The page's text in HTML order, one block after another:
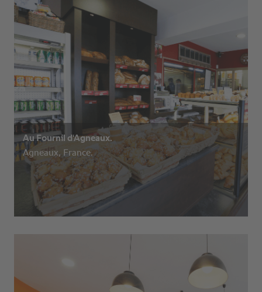
Au Fournil d‘Agneaux.
Agneaux, France.